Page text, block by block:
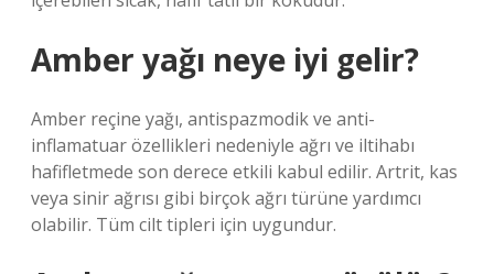
Amber yağı neye iyi gelir?
Amber reçine yağı, antispazmodik ve anti-
inflamatuar özellikleri nedeniyle ağrı ve iltihabı
hafifletmede son derece etkili kabul edilir. Artrit, kas
veya sinir ağrısı gibi birçok ağrı türüne yardımcı
olabilir. Tüm cilt tipleri için uygundur.